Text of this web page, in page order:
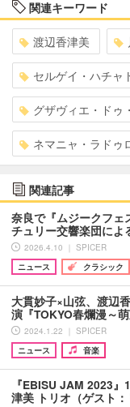
関連キーワード
渡辺香津美
セルゲイ・ハチャ
グザヴィエ・ドゥ
ネマニャ・ラドゥ
関連記事
奈良で『ムジークフェ
チュリー交響楽団によ
2026.4.10 ｜ SPICER
ニュース
クラシック
大貫妙子×山弦、渡辺
演『TOKYO春爛漫～
2024.1.22 ｜ SPICER
ニュース
音楽
『EBISU JAM 2023
津美 トリオ（ゲスト